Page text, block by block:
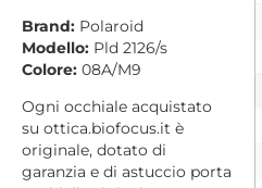
Brand: Polaroid
Modello: Pld 2126/s
Colore: 08A/M9
Ogni occhiale acquistato
su ottica.biofocus.it è
originale, dotato di
garanzia e di astuccio porta